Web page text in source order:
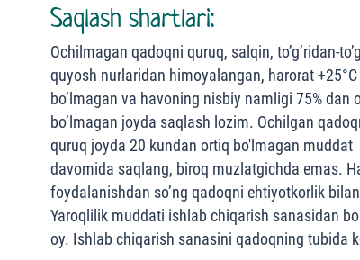
Saqlash shartlari:
Ochilmagan qadoqni quruq, salqin, to’g’ridan-
quyosh nurlaridan himoyalangan, harorat
bo’lmagan va havoning nisbiy namligi 75% dan
bo’lmagan joyda saqlash lozim. Ochilgan
quruq joyda 20 kundan ortiq bo'lmagan muddat
davomida saqlang, biroq muzlatgichda emas.
foydalanishdan so’ng qadoqni ehtiyotkorlik
Yaroqlilik muddati ishlab chiqarish sanasidan
oy. Ishlab chiqarish sanasini qadoqning tubida